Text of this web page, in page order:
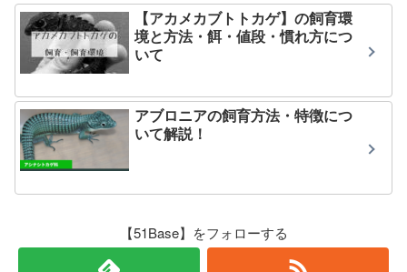
【アカメカブトトカゲ】の飼育環
境と方法・餌・値段・慣れ方につ
いて
アブロニアの飼育方法・特徴につ
いて解説！
【51Base】をフォローする